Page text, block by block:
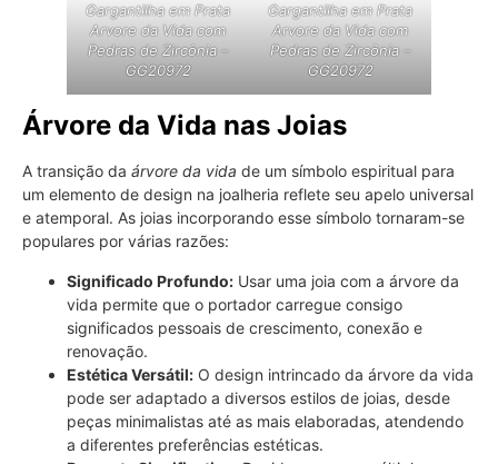
Gargantilha em Prata
Arvore da Vida com
Pedras de Zircônia –
GG20972
Gargantilha em Prata
Arvore da Vida com
Pedras de Zircônia –
GG20972
Árvore da Vida nas Joias
A transição da árvore da vida de um símbolo espiritual para
um elemento de design na joalheria reflete seu apelo universal
e atemporal. As joias incorporando esse símbolo tornaram-se
populares por várias razões:
Significado Profundo: Usar uma joia com a árvore da
vida permite que o portador carregue consigo
significados pessoais de crescimento, conexão e
renovação.
Estética Versátil: O design intrincado da árvore da vida
pode ser adaptado a diversos estilos de joias, desde
peças minimalistas até as mais elaboradas, atendendo
a diferentes preferências estéticas.